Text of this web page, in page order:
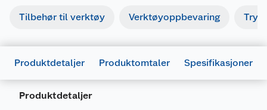
Tilbehør til verktøy Verktøyoppbevaring
Produktdetaljer Produktomtaler Spesifikasjoner
Produktdetaljer